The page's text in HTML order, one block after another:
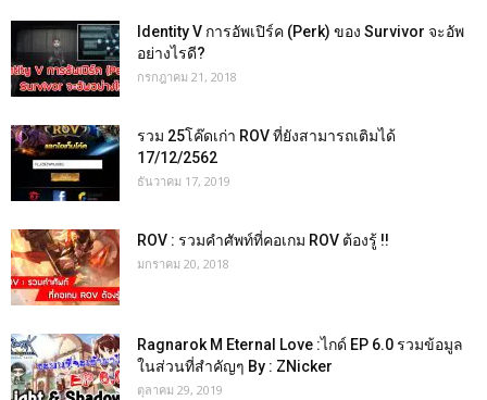
Identity V การอัพเปิร์ค (Perk) ของ Survivor จะอัพ
อย่างไรดี?
กรกฎาคม 21, 2018
รวม 25โค๊ดเก่า ROV ที่ยังสามารถเติมได้
17/12/2562
ธันวาคม 17, 2019
ROV : รวมคำศัพท์ที่คอเกม ROV ต้องรู้ !!
มกราคม 20, 2018
Ragnarok M Eternal Love :ไกด์ EP 6.0 รวมข้อมูล
ในส่วนที่สำคัญๆ By : ZNicker
ตุลาคม 29, 2019